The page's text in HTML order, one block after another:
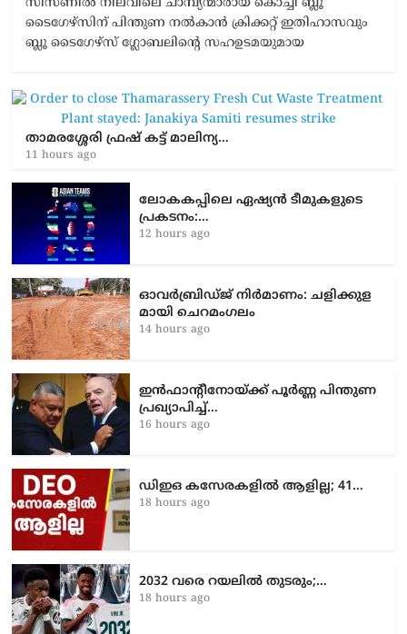
സീസണിൽ നിലവിലെ ചാമ്പ്യന്മാരായ കൊച്ചി ബ്ലൂ
ടൈഗേഴ്സിന് പിന്തുണ നൽകാൻ ക്രിക്കറ്റ് ഇതിഹാസവും
ബ്ലൂ ടൈഗേഴ്സ് ഗ്ലോബലിന്റെ സഹഉടമയുമായ
താമരശ്ശേരി ഫ്രഷ് കട്ട് മാലിന്യ…
11 hours ago
ലോകകപ്പിലെ ഏഷ്യന്‍ ടീമുകളുടെ
പ്രകടനം:…
12 hours ago
ഓവർബ്രിഡ്ജ് നിർമാണം: ച​ളി​ക്കു​ള​
മാ​യി ചെ​റ​മം​ഗ​ലം
14 hours ago
ഇൻഫാന്റീനോയ്ക്ക് പൂർണ്ണ പിന്തുണ
പ്രഖ്യാപിച്ച്…
16 hours ago
ഡിഇഒ കസേരകളില്‍ ആളില്ല; 41…
18 hours ago
2032 വരെ റയലിൽ തുടരും;…
18 hours ago